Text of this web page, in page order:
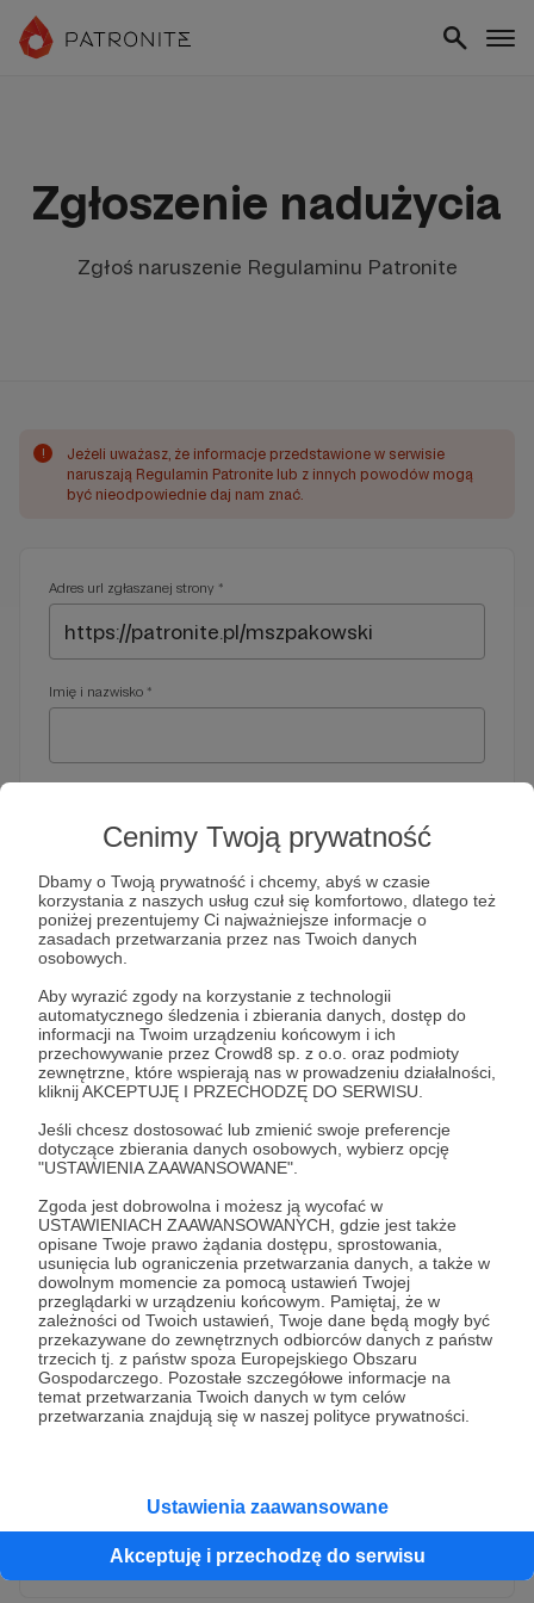
Cenimy Twoją prywatność
Dbamy o Twoją prywatność i chcemy, abyś w czasie
korzystania z naszych usług czuł się komfortowo, dlatego też
poniżej prezentujemy Ci najważniejsze informacje o
zasadach przetwarzania przez nas Twoich danych
osobowych.
Aby wyrazić zgody na korzystanie z technologii
automatycznego śledzenia i zbierania danych, dostęp do
informacji na Twoim urządzeniu końcowym i ich
przechowywanie przez Crowd8 sp. z o.o. oraz podmioty
zewnętrzne, które wspierają nas w prowadzeniu działalności,
kliknij AKCEPTUJĘ I PRZECHODZĘ DO SERWISU.
Jeśli chcesz dostosować lub zmienić swoje preferencje
dotyczące zbierania danych osobowych, wybierz opcję
"USTAWIENIA ZAAWANSOWANE".
Zgoda jest dobrowolna i możesz ją wycofać w
USTAWIENIACH ZAAWANSOWANYCH, gdzie jest także
opisane Twoje prawo żądania dostępu, sprostowania,
usunięcia lub ograniczenia przetwarzania danych, a także w
dowolnym momencie za pomocą ustawień Twojej
przeglądarki w urządzeniu końcowym. Pamiętaj, że w
zależności od Twoich ustawień, Twoje dane będą mogły być
przekazywane do zewnętrznych odbiorców danych z państw
trzecich tj. z państw spoza Europejskiego Obszaru
Gospodarczego. Pozostałe szczegółowe informacje na
temat przetwarzania Twoich danych w tym celów
przetwarzania znajdują się w naszej polityce prywatności.
Ustawienia zaawansowane
Akceptuję i przechodzę do serwisu
Zgłoszenie nadużycia
Zgłoś naruszenie Regulaminu Patronite
!
Jeżeli uważasz, że informacje przedstawione w serwisie
naruszają Regulamin Patronite lub z innych powodów mogą
być nieodpowiednie daj nam znać.
Adres url zgłaszanej strony *
Imię i nazwisko *
Telefon *
dodatkowe pytania
Treść wiadomości *
* Wyrażam zgodę na przetwarzanie moich danych
osobowych przez Patronite
Administratorem Twoich danych osobowych jest Crowd8 sp. z o.o.
z siedziba w Warszawie, ul. Żwirki i Wigury 16, 02-092 Warszawa.
Twoje dane osobowe będą przetwarzane w szczególności w celu
wykonania umowy zawartej z Tobą, w tym do umożliwienia
Gwarantujemy spełnienie wszystkich Twoich praw wynikających
z ogólnego rozporządzenia o ochronie danych, tj. prawo dostępu,
sprostowania oraz usunięcia Twoich danych, ograniczenia ich
rozwiń zgodę
Wyślij zgłoszenie